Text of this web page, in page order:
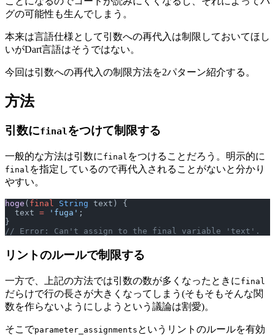
グの可能性も生んでしまう。
本来は言語仕様として引数への再代入は制限しておいてほし
いがDart言語はそうではない。
今回は引数への再代入の制限方法を2パターン紹介する。
方法
引数にfinalをつけて制限する
一般的な方法は引数に final をつけることだろう。明示的に
final を指定しているので再代入されることがないと分かり
やすい。
hoge ( final String text) {
  text
= 'fuga' ;
}
// Error: Can't assign to the final variable 'text'.
リントのルールで制限する
一方で、上記の方法では引数の数が多くなったときに final
だらけで行の長さが大きくなってしまう(そもそもそんな関
数を作らないようにしようという議論は割愛)。
そこでparameter_assignments というリントのルールを有効